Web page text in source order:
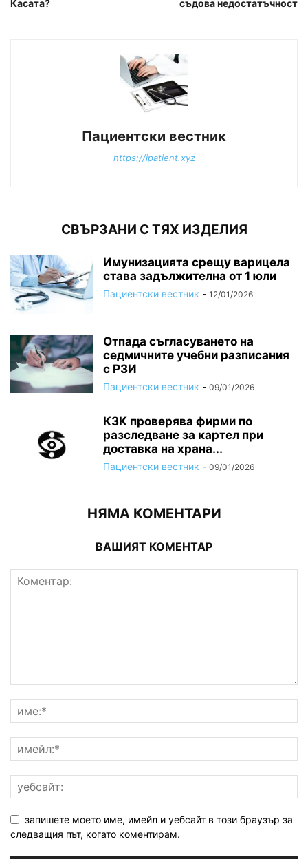
Касата?
съдова недостатъчност
Пациентски вестник
https://ipatient.xyz
СВЪРЗАНИ С ТЯХ ИЗДЕЛИЯ
Имунизацията срещу варицела
става задължителна от 1 юли
Пациентски вестник - 12/01/2026
Отпада съгласуването на
седмичните учебни разписания
с РЗИ
Пациентски вестник - 09/01/2026
КЗК проверява фирми по
разследване за картел при
доставка на храна...
Пациентски вестник - 09/01/2026
НЯМА КОМЕНТАРИ
ВАШИЯТ КОМЕНТАР
запишете моето име, имейл и уебсайт в този браузър за
следващия път, когато коментирам.